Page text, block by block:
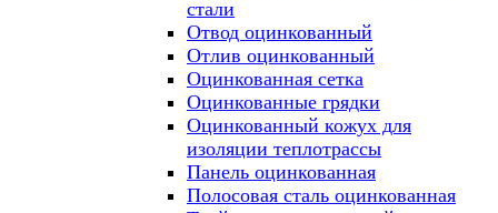
стали
Отвод оцинкованный
Отлив оцинкованный
Оцинкованная сетка
Оцинкованные грядки
Оцинкованный кожух для
изоляции теплотрассы
Панель оцинкованная
Полосовая сталь оцинкованная